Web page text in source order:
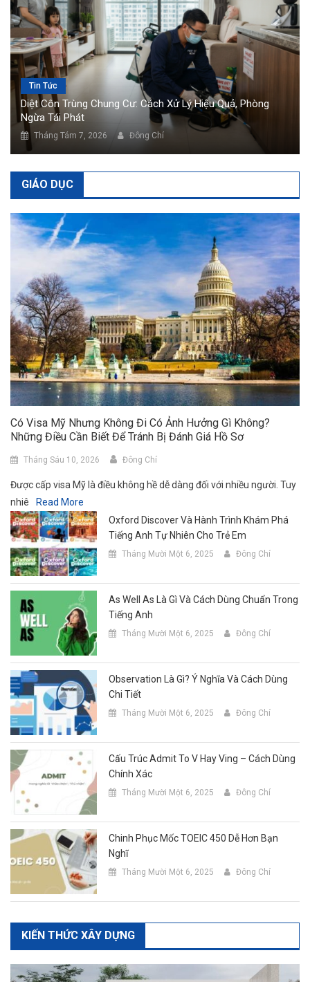
Tin Tức
Diệt Côn Trùng Chung Cư: Cách Xử Lý Hiệu Quả, Phòng
Ngừa Tái Phát
Tháng Tám 7, 2026 Đông Chí
GIÁO DỤC
Có Visa Mỹ Nhưng Không Đi Có Ảnh Hưởng Gì Không?
Những Điều Cần Biết Để Tránh Bị Đánh Giá Hồ Sơ
Tháng Sáu 10, 2026 Đông Chí
Được cấp visa Mỹ là điều không hề dễ dàng đối với nhiều người. Tuy
nhiê
Read More
Oxford Discover Và Hành Trình Khám Phá
Tiếng Anh Tự Nhiên Cho Trẻ Em
Tháng Mười Một 6, 2025 Đông Chí
As Well As Là Gì Và Cách Dùng Chuẩn Trong
Tiếng Anh
Tháng Mười Một 6, 2025 Đông Chí
Observation Là Gì? Ý Nghĩa Và Cách Dùng
Chi Tiết
Tháng Mười Một 6, 2025 Đông Chí
Cấu Trúc Admit To V Hay Ving – Cách Dùng
Chính Xác
Tháng Mười Một 6, 2025 Đông Chí
Chinh Phục Mốc TOEIC 450 Dễ Hơn Bạn
Nghĩ
Tháng Mười Một 6, 2025 Đông Chí
KIẾN THỨC XÂY DỰNG